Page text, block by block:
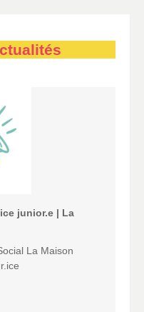
junior.e | La
La Maison